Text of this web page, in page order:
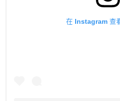
在 Instagram 查